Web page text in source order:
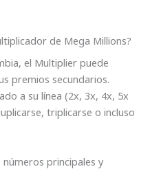
de Mega Millions?
el Multiplier puede
premios secundarios.
a su línea (2x, 3x, 4x, 5x
triplicarse o incluso
principales y